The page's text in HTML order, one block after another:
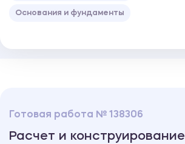
Основания и фундаменты
Готовая работа № 138306
Расчет и конструирование